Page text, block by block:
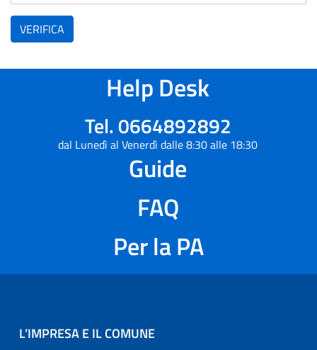
VERIFICA
Help Desk
Tel. 0664892892
dal Lunedì al Venerdì dalle 8:30 alle 18:30
Guide
FAQ
Per la PA
L’IMPRESA E IL COMUNE